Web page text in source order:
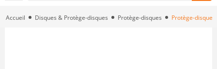
Accueil Disques & Protège-disques Protège-disques Protège-disque